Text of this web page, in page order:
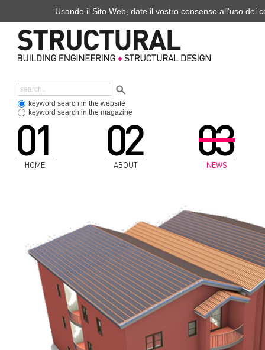
keyword search in the website
keyword search in the magazine
HOME ABOUT NEWS
Usando il Sito Web, date il vostro consenso all'uso